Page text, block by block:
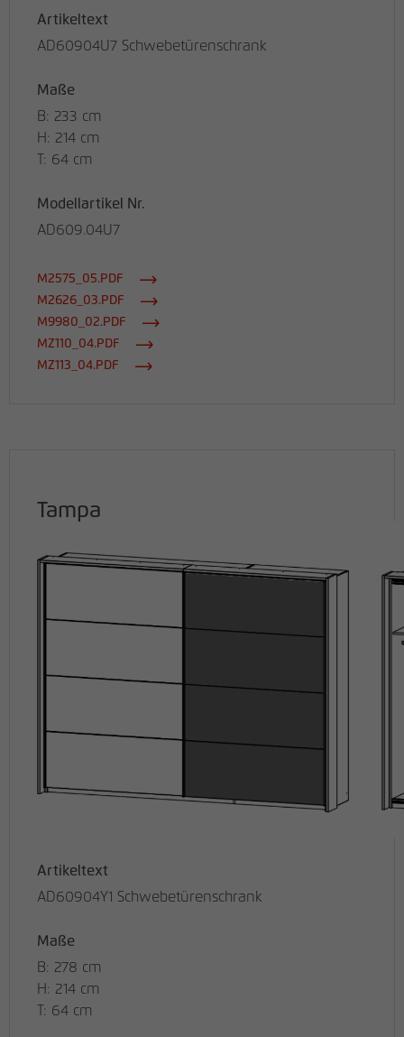
Artikeltext
AD60904U7 Schwebetürenschrank
Maße
B: 233 cm
H: 214 cm
T: 64 cm
Modellartikel Nr.
AD609.04U7
M2575_05.PDF
M2626_03.PDF
M9980_02.PDF
MZ110_04.PDF
MZ113_04.PDF
Tampa
Artikeltext
AD60904Y1 Schwebetürenschrank
Maße
B: 278 cm
H: 214 cm
T: 64 cm